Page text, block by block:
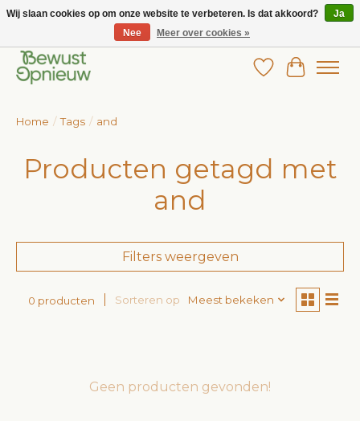
Wij bieden het grootste aanbod in betaalbare kinderkleding!
Verlanglijst
Home / Tags / and
Producten getagd met
and
Filters weergeven
0 producten Sorteren op Meest bekeken
Geen producten gevonden!
Wij slaan cookies op om onze website te verbeteren. Is dat akkoord?
Ja
Nee
Meer over cookies »